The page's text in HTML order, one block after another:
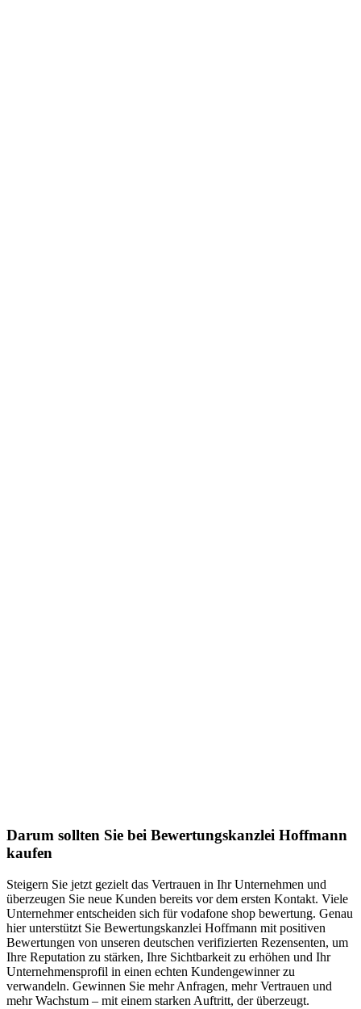
Darum sollten Sie bei Bewertungskanzlei Hoffmann
kaufen
Steigern Sie jetzt gezielt das Vertrauen in Ihr Unternehmen und
überzeugen Sie neue Kunden bereits vor dem ersten Kontakt. Viele
Unternehmer entscheiden sich für vodafone shop bewertung. Genau
hier unterstützt Sie Bewertungskanzlei Hoffmann mit positiven
Bewertungen von unseren deutschen verifizierten Rezensenten, um
Ihre Reputation zu stärken, Ihre Sichtbarkeit zu erhöhen und Ihr
Unternehmensprofil in einen echten Kundengewinner zu
verwandeln. Gewinnen Sie mehr Anfragen, mehr Vertrauen und
mehr Wachstum – mit einem starken Auftritt, der überzeugt.